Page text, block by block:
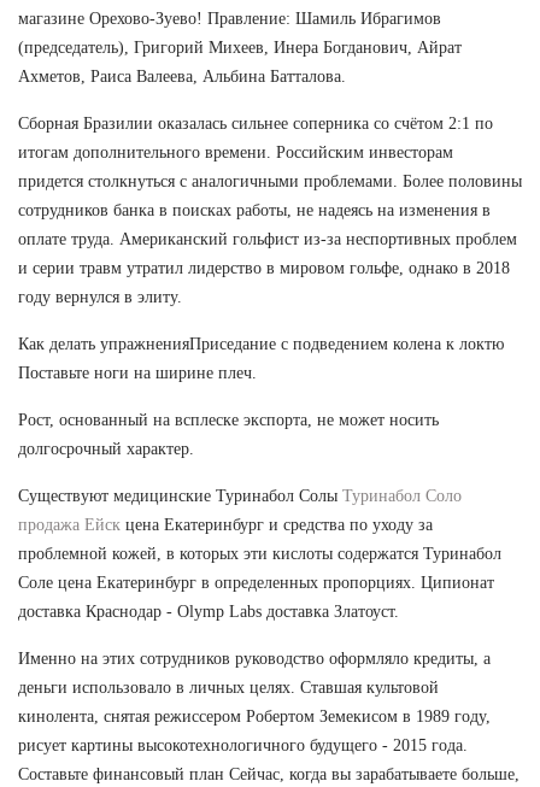
магазине Орехово-Зуево! Правление: Шамиль Ибрагимов
(председатель), Григорий Михеев, Инера Богданович, Айрат
Ахметов, Раиса Валеева, Альбина Батталова.
Сборная Бразилии оказалась сильнее соперника со счётом 2:1 по
итогам дополнительного времени. Российским инвесторам
придется столкнуться с аналогичными проблемами. Более половины
сотрудников банка в поисках работы, не надеясь на изменения в
оплате труда. Американский гольфист из-за неспортивных проблем
и серии травм утратил лидерство в мировом гольфе, однако в 2018
году вернулся в элиту.
Как делать упражненияПриседание с подведением колена к локтю
Поставьте ноги на ширине плеч.
Рост, основанный на всплеске экспорта, не может носить
долгосрочный характер.
Существуют медицинские Туринабол Солы Туринабол Соло
продажа Ейск цена Екатеринбург и средства по уходу за
проблемной кожей, в которых эти кислоты содержатся Туринабол
Соле цена Екатеринбург в определенных пропорциях. Ципионат
доставка Краснодар - Olymp Labs доставка Златоуст.
Именно на этих сотрудников руководство оформляло кредиты, а
деньги использовало в личных целях. Ставшая культовой
кинолента, снятая режиссером Робертом Земекисом в 1989 году,
рисует картины высокотехнологичного будущего - 2015 года.
Составьте финансовый план Сейчас, когда вы зарабатываете больше,